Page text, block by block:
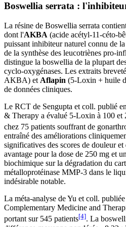
Boswellia serrata :
La résine de Boswellia serrata
dont l'AKBA (acide acétyl-11-céto-
puissant inhibiteur naturel connu de
de la synthèse des leucotriènes pro-
distingue la boswellia de la plupart
cyclo-oxygénases. Les extraits
AKBA) et Aflapin (5-Loxin + huile
de données cliniques.
Le RCT de Sengupta et coll. publié
& Therapy a évalué 5-Loxin à 100 et
chez 75 patients souffrant de
entraîné des améliorations
significatives des scores de douleur
avantage pour la dose de 250 mg et
biochimique sur la dégradation du
métalloprotéinase MMP-3 dans le
indésirable notable.
La méta-analyse de Yu et coll.
Complementary Medicine and
portant sur 545 patients[4]. La